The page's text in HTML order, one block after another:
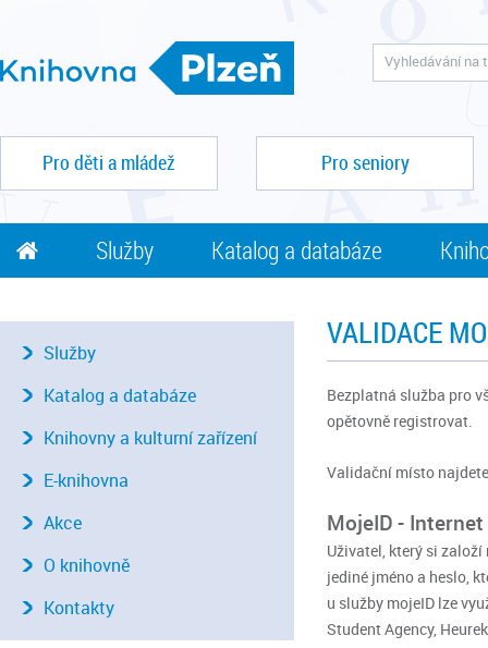
Pro děti a mládež Pro seniory
Služby Katalog a databáze
VALIDACE
Bezplatná služba pro
opětovně registrovat.
Validační místo
MojeID -
Uživatel, který si
jediné jméno a heslo,
u služby mojeID lze
Student Agency,
Služby
Katalog a databáze
Knihovny a kulturní zařízení
E-knihovna
Akce
O knihovně
Kontakty